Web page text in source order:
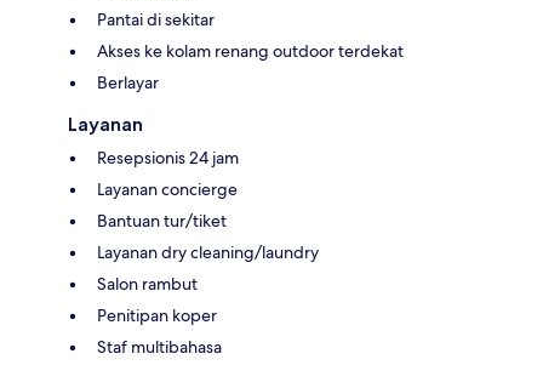
Pantai di sekitar
Akses ke kolam renang outdoor terdekat
Berlayar
Layanan
Resepsionis 24 jam
Layanan concierge
Bantuan tur/tiket
Layanan dry cleaning/laundry
Salon rambut
Penitipan koper
Staf multibahasa